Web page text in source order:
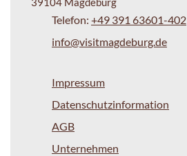
Telefon: +49 391 63601-402
info@visitmagdeburg.de
Impressum
Datenschutzinformation
AGB
Unternehmen